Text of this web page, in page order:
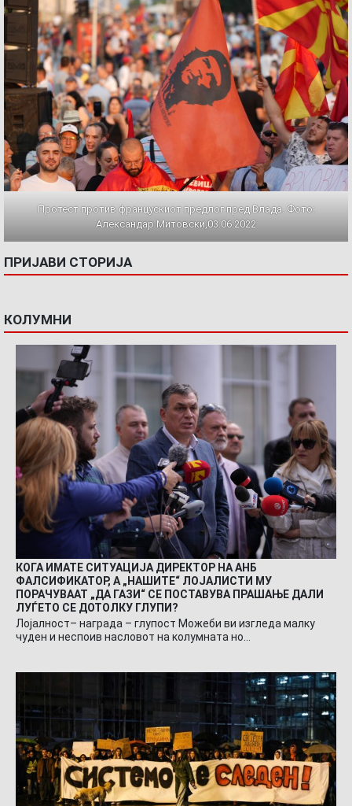
Протест против францускиот предлог пред Влада. Фото:
Александар Митовски,03.06.2022
ПРИЈАВИ СТОРИЈА
КОЛУМНИ
КОГА ИМАТЕ СИТУАЦИЈА ДИРЕКТОР НА АНБ
ФАЛСИФИКАТОР, А „НАШИТЕ“ ЛОЈАЛИСТИ МУ
ПОРАЧУВААТ „ДА ГАЗИ“ СЕ ПОСТАВУВА ПРАШАЊЕ ДАЛИ
ЛУЃЕТО СЕ ДОТОЛКУ ГЛУПИ?
Лојалност– награда – глупост Можеби ви изгледа малку
чуден и неспоив насловот на колумната но…